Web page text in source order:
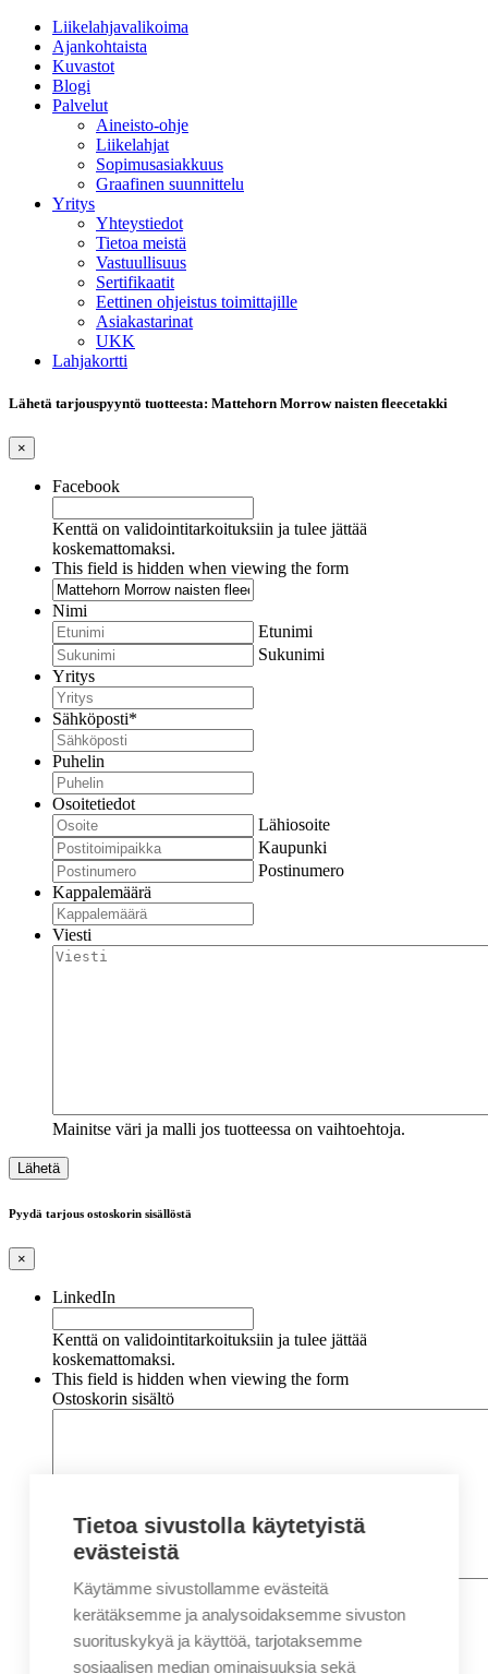
Liikelahjavalikoima
Ajankohtaista
Kuvastot
Blogi
Palvelut
Aineisto-ohje
Liikelahjat
Sopimusasiakkuus
Graafinen suunnittelu
Yritys
Yhteystiedot
Tietoa meistä
Vastuullisuus
Sertifikaatit
Eettinen ohjeistus toimittajille
Asiakastarinat
UKK
Lahjakortti
Lähetä tarjouspyyntö tuotteesta: Mattehorn Morrow naisten fleecetakki
×
Facebook
Kenttä on validointitarkoituksiin ja tulee jättää
koskemattomaksi.
This field is hidden when viewing the form
Nimi
Etunimi
Sukunimi
Yritys
Sähköposti*
Puhelin
Osoitetiedot
Lähiosoite
Kaupunki
Postinumero
Kappalemäärä
Viesti
Mainitse väri ja malli jos tuotteessa on vaihtoehtoja.
Pyydä tarjous ostoskorin sisällöstä
×
LinkedIn
Kenttä on validointitarkoituksiin ja tulee jättää
koskemattomaksi.
This field is hidden when viewing the form
Ostoskorin sisältö
Nimi*
Etunimi
Sukunimi
Tietoa sivustolla käytetyistä
evästeistä
Käytämme sivustollamme evästeitä
kerätäksemme ja analysoidaksemme sivuston
suorituskykyä ja käyttöä, tarjotaksemme
sosiaalisen median ominaisuuksia sekä